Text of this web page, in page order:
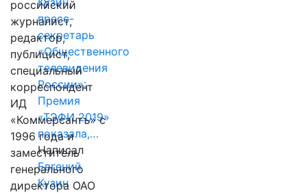
пресс-
секретарь
«Общественного
телевидения
России»:
Премия
«ТЭФИ 2019»
показала,…
Написал
Евгений
Кузин
российский
журналист,
редактор,
публицист,
специальный
корреспондент
ИД
«Коммерсантъ» с
1996 года и
заместитель
генерального
директора ОАО